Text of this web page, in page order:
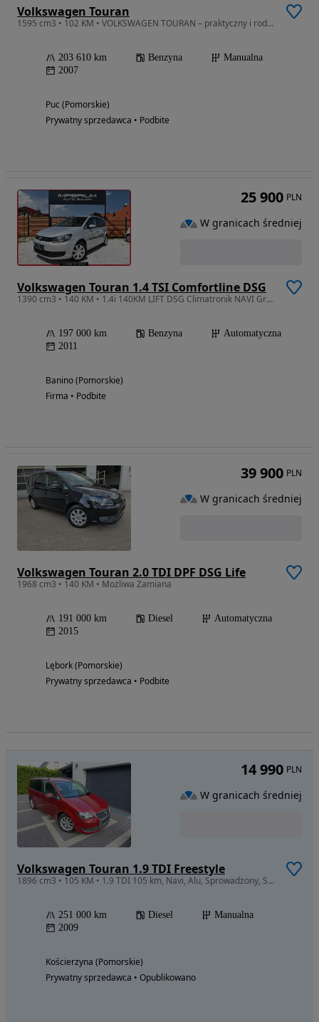
Volkswagen Touran
1595 cm3 • 102 KM • VOLKSWAGEN TOURAN – praktyczny i rodzinny samochód w dobrym stanie
203 610 km Benzyna
Manualna
2007
Puc (Pomorskie)
Prywatny sprzedawca • Podbite
Volkswagen Touran 1.4 TSI Comfortline DSG
1390 cm3 • 140 KM • 1.4i 140KM LIFT DSG Climatronik NAVI Grzane Fotele Serwis Bezwypadkowy
197 000 km Benzyna
Automatyczna
2011
Banino (Pomorskie)
Firma • Podbite
25 900 PLN
W granicach średniej
Volkswagen Touran 2.0 TDI DPF DSG Life
1968 cm3 • 140 KM • Możliwa Zamiana
191 000 km Diesel
Automatyczna
2015
Lębork (Pomorskie)
Prywatny sprzedawca • Podbite
39 900 PLN
W granicach średniej
Volkswagen Touran 1.9 TDI Freestyle
1896 cm3 • 105 KM • 1.9 TDI 105 km, Navi, Alu, Sprowadzony, Stan BDB.
251 000 km Diesel
Manualna
2009
Kościerzyna (Pomorskie)
Prywatny sprzedawca • Opublikowano
14 990 PLN
W granicach średniej